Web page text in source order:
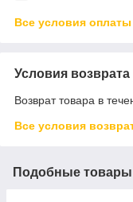
Все условия оплаты
Условия возврата
Возврат товара в
Все условия
Подобные